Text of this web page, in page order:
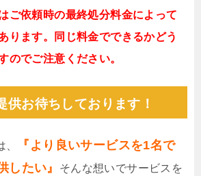
ご依頼時の最終処分料金によって
ります。同じ料金でできるかどう
のでご注意ください。
供お待ちしております！
『より良いサービスを1名で
したい』
そんな想いでサービスを